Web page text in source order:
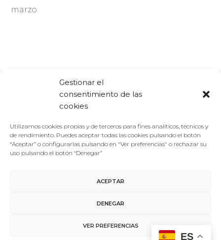
Gestionar el
consentimiento de las
cookies
Utilizamos cookies propias y de terceros para fines analíticos, técnicos y
de rendimiento. Puedes aceptar todas las cookies pulsando el botón
“Aceptar” o configurarlas pulsando en "Ver preferencias" o rechazar su
uso pulsando el botón “Denegar”
ACEPTAR
DENEGAR
VER PREFERENCIAS
marzo.
Comparte: Facebook Twitter
ES